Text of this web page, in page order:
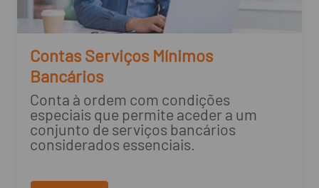
Contas Serviços Mínimos
Bancários
Conta à ordem com condições
especiais que permite aceder a um
conjunto de serviços bancários
considerados essenciais.